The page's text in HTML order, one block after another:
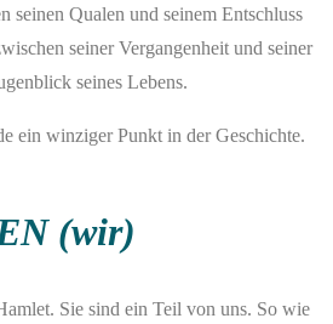
seinen Qualen und seinem Entschluss
seiner Vergangenheit und seiner
seines Lebens.
ein winziger Punkt in der Geschichte.
(wir)
Sie sind ein Teil von uns. So wie